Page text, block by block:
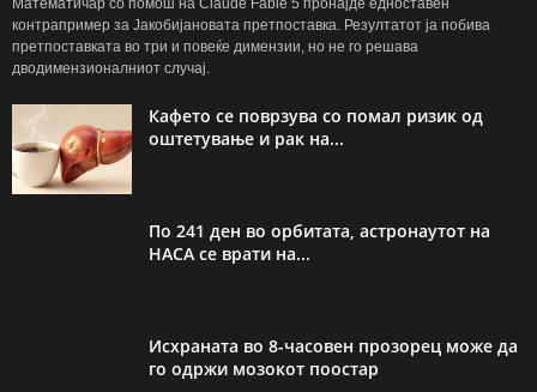
Математичар со помош на Claude Fable 5 пронајде едноставен
контрапример за Јакобијановата претпоставка. Резултатот ја побива
претпоставката во три и повеќе димензии, но не го решава
дводимензионалниот случај.
Кафето се поврзува со помал ризик од
оштетување и рак на...
По 241 ден во орбитата, астронаутот на
НАСА се врати на...
Исхраната во 8-часовен прозорец може да
го одржи мозокот поостар